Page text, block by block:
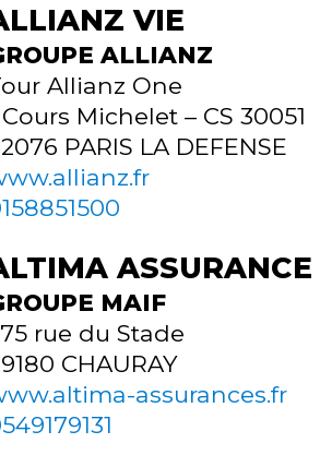
VIE
ALLIANZ
Allianz One
Cours Michelet – CS 30051
PARIS LA DEFENSE
ASSURANCE
MAIF
rue du Stade
CHAURAY
assurances.fr